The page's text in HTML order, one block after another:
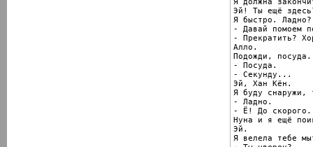
Эй! Ты ещё
Я быстро. Ладно?
- Давай помоем
- Прекратить?
Алло.
Подожди, посуда.
- Посуда.
- Секунду...
Эй, Хан Кён.
Я буду снаружи,
- Ладно.
- Ё! До скорого.
Нуна и я ещё
Эй.
Я велела тебе